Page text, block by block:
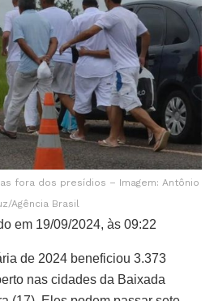
fora dos presídios – Imagem: Antônio
Agência Brasil
em 19/09/2024, às 09:22
de 2024 beneficiou 3.373
nas cidades da Baixada